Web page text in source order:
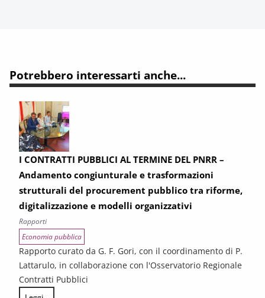
Potrebbero interessarti anche...
I CONTRATTI PUBBLICI AL TERMINE DEL PNRR –
Andamento congiunturale e trasformazioni
strutturali del procurement pubblico tra riforme,
digitalizzazione e modelli organizzativi
Rapporti
Economia pubblica
Rapporto curato da G. F. Gori, con il coordinamento di P.
Lattarulo, in collaborazione con l'Osservatorio Regionale
Contratti Pubblici